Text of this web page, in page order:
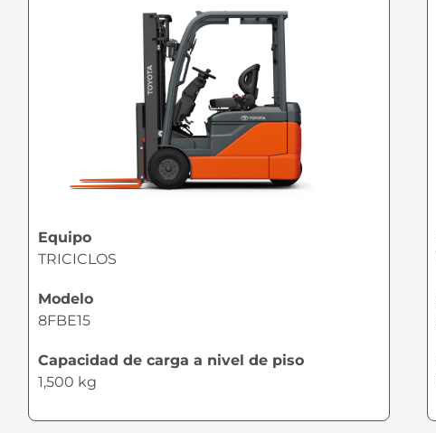
Equipo
TRICICLOS
Modelo
8FBE15
Capacidad de carga a nivel de piso
1,500 kg